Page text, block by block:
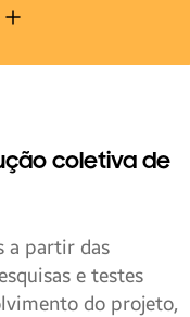
coletiva de
a partir das
e testes
do projeto,